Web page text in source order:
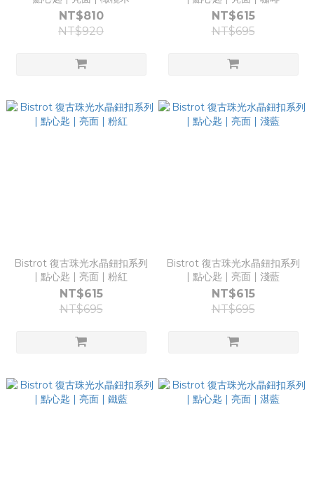
NT$810
NT$920
NT$615
NT$695
Bistrot 復古珠光水晶鈕扣系列
| 點心匙 | 亮面 | 粉紅
NT$615
NT$695
Bistrot 復古珠光水晶鈕扣系列
| 點心匙 | 亮面 | 淺藍
NT$615
NT$695